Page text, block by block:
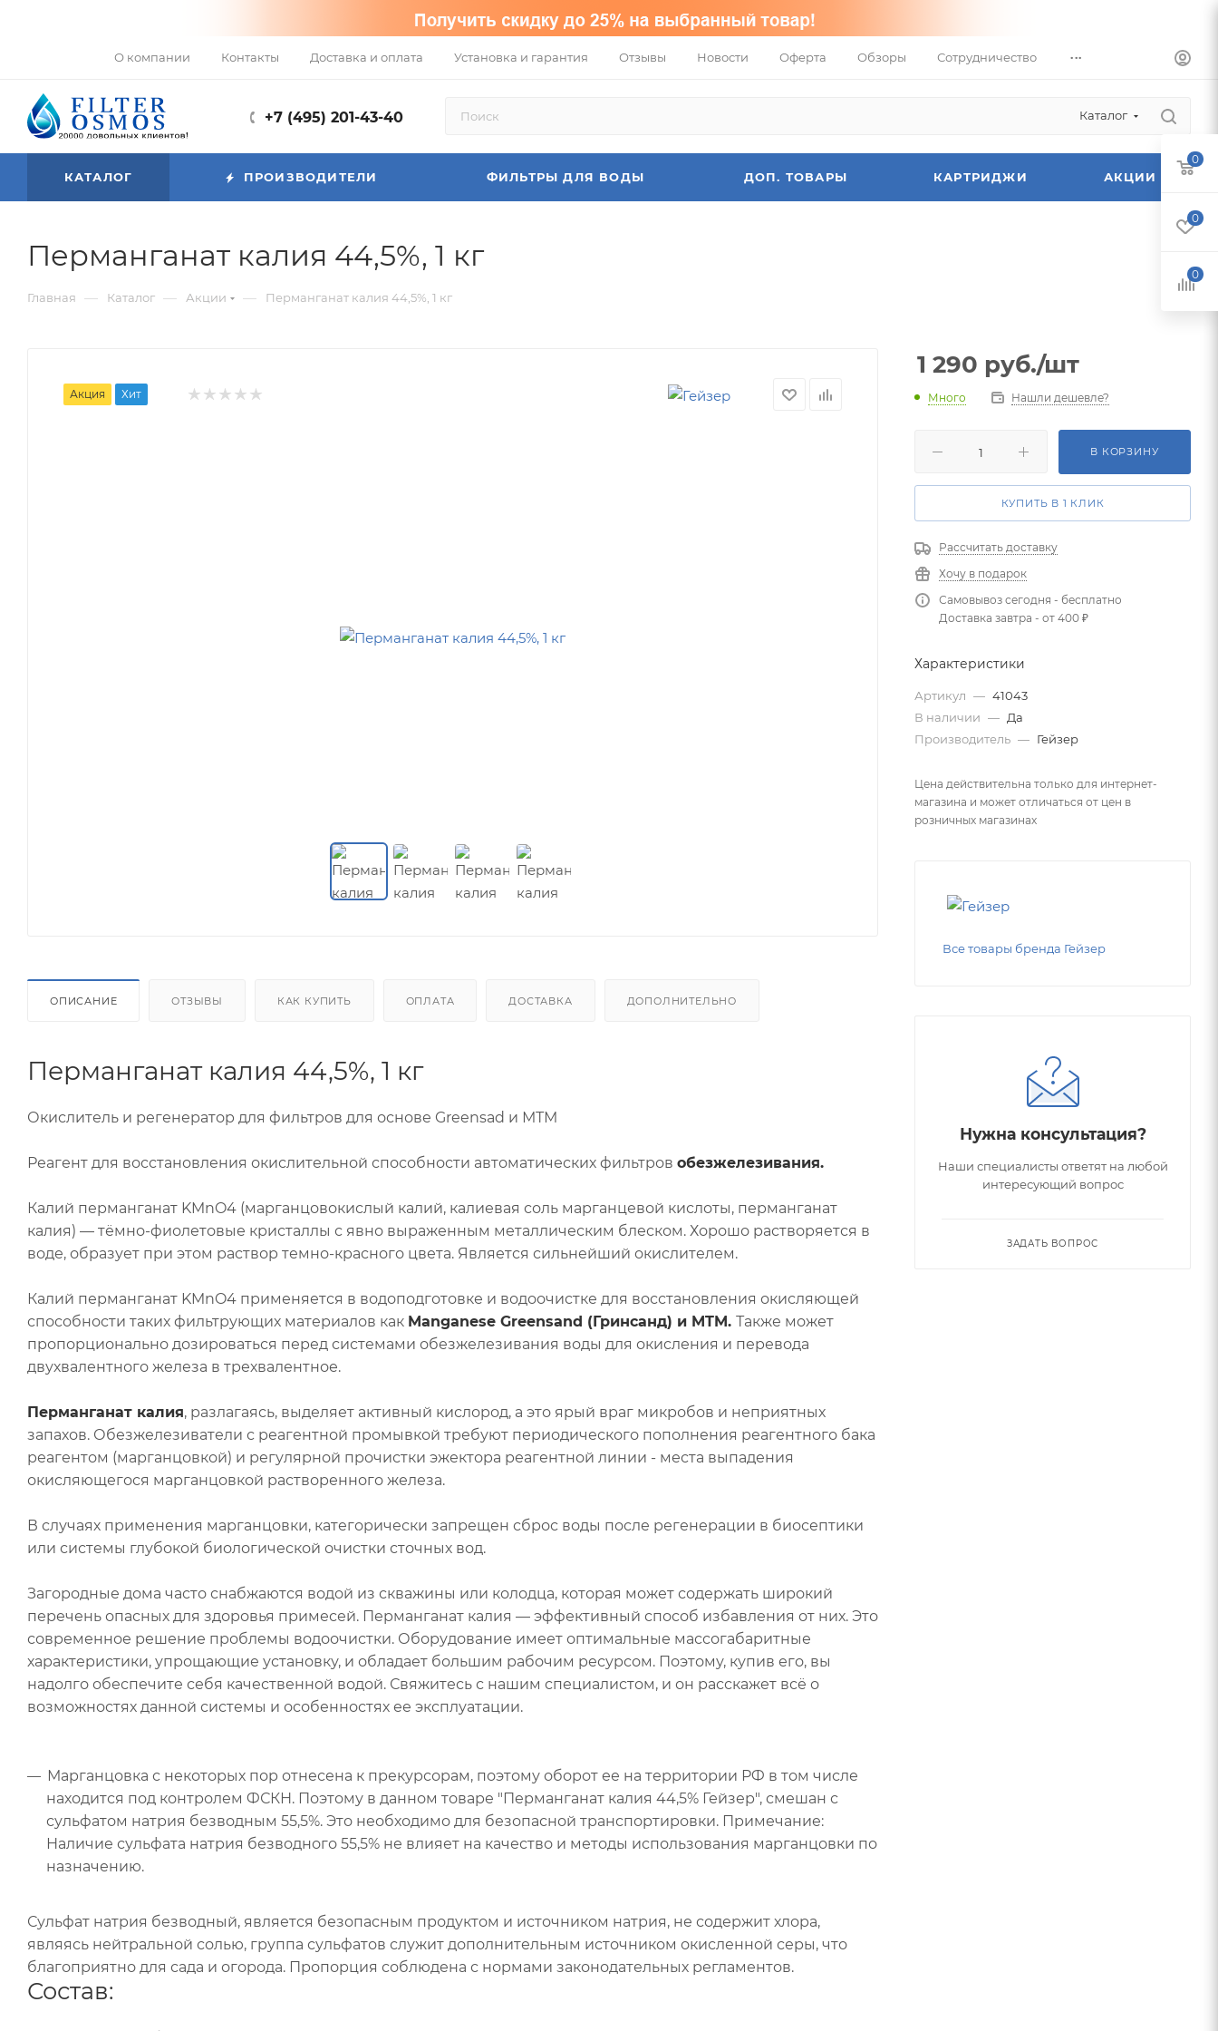
О компании Контакты Доставка и оплата Установка и гарантия Отзывы Новости Оферта Обзоры Сотрудничество ...
+7 (495) 201-43-40 Каталог
КАТАЛОГ ПРОИЗВОДИТЕЛИ ФИЛЬТРЫ ДЛЯ ВОДЫ ДОП. ТОВАРЫ КАРТРИДЖИ АКЦИИ
Перманганат калия 44,5%, 1 кг
Главная — Каталог — Акции — Перманганат калия 44,5%, 1 кг
Акция Хит
ОПИСАНИЕ ОТЗЫВЫ КАК КУПИТЬ ОПЛАТА ДОСТАВКА ДОПОЛНИТЕЛЬНО
Перманганат калия 44,5%, 1 кг
Окислитель и регенератор для фильтров для основе Greensad и МТМ
Реагент для восстановления окислительной способности автоматических фильтров обезжелезивания.
Калий перманганат KMnO4 (марганцовокислый калий, калиевая соль марганцевой кислоты, перманганат
калия) — тёмно-фиолетовые кристаллы с явно выраженным металлическим блеском. Хорошо растворяется в
воде, образует при этом раствор темно-красного цвета. Является сильнейший окислителем.
Калий перманганат KMnO4 применяется в водоподготовке и водоочистке для восстановления окисляющей
способности таких фильтрующих материалов как Manganese Greensand (Гринсанд) и MTM. Также может
пропорционально дозироваться перед системами обезжелезивания воды для окисления и перевода
двухвалентного железа в трехвалентное.
Перманганат калия, разлагаясь, выделяет активный кислород, а это ярый враг микробов и неприятных
запахов. Обезжелезиватели с реагентной промывкой требуют периодического пополнения реагентного бака
реагентом (марганцовкой) и регулярной прочистки эжектора реагентной линии - места выпадения
окисляющегося марганцовкой растворенного железа.
В случаях применения марганцовки, категорически запрещен сброс воды после регенерации в биосептики
или системы глубокой биологической очистки сточных вод.
Загородные дома часто снабжаются водой из скважины или колодца, которая может содержать широкий
перечень опасных для здоровья примесей. Перманганат калия — эффективный способ избавления от них. Это
современное решение проблемы водоочистки. Оборудование имеет оптимальные массогабаритные
характеристики, упрощающие установку, и обладает большим рабочим ресурсом. Поэтому, купив его, вы
надолго обеспечите себя качественной водой. Свяжитесь с нашим специалистом, и он расскажет всё о
возможностях данной системы и особенностях ее эксплуатации.
Марганцовка с некоторых пор отнесена к прекурсорам, поэтому оборот ее на территории РФ в том числе
находится под контролем ФСКН. Поэтому в данном товаре "Перманганат калия 44,5% Гейзер", смешан с
сульфатом натрия безводным 55,5%. Это необходимо для безопасной транспортировки. Примечание:
Наличие сульфата натрия безводного 55,5% не влияет на качество и методы использования марганцовки по
назначению.
Сульфат натрия безводный, является безопасным продуктом и источником натрия, не содержит хлора,
являясь нейтральной солью, группа сульфатов служит дополнительным источником окисленной серы, что
благоприятно для сада и огорода. Пропорция соблюдена с нормами законодательных регламентов.
Состав:
1 290 руб./шт
Много Нашли дешевле?
В КОРЗИНУ
КУПИТЬ В 1 КЛИК
Рассчитать доставку
Хочу в подарок
Самовывоз сегодня - бесплатно
Доставка завтра - от 400 ₽
Характеристики
Артикул — 41043
В наличии — Да
Производитель — Гейзер
Цена действительна только для интернет-
магазина и может отличаться от цен в
розничных магазинах
Все товары бренда Гейзер
Нужна консультация?
Наши специалисты ответят на любой
интересующий вопрос
ЗАДАТЬ ВОПРОС
0
0
0